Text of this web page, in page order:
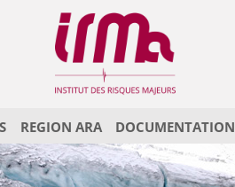
REGION ARA DOCUMENTATION